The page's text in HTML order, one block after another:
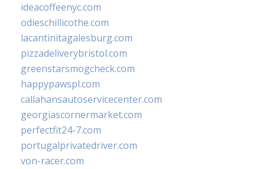
ideacoffeenyc.com
odieschillicothe.com
lacantinitagalesburg.com
pizzadeliverybristol.com
greenstarsmogcheck.com
happypawspl.com
callahansautoservicecenter.com
georgiascornermarket.com
perfectfit24-7.com
portugalprivatedriver.com
von-racer.com